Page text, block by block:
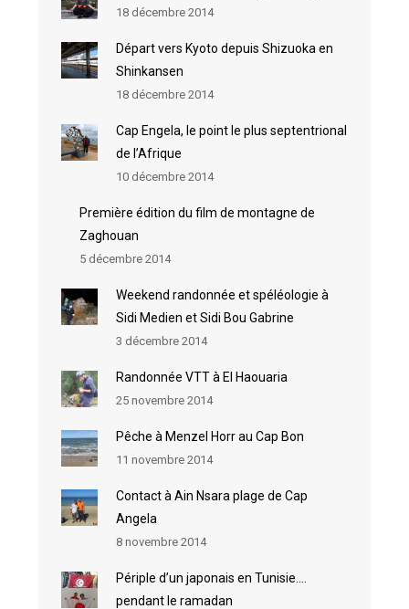
18 décembre 2014
Départ vers Kyoto depuis Shizuoka en
Shinkansen
18 décembre 2014
Cap Engela, le point le plus septentrional
de l’Afrique
10 décembre 2014
Première édition du film de montagne de
Zaghouan
5 décembre 2014
Weekend randonnée et spéléologie à
Sidi Medien et Sidi Bou Gabrine
3 décembre 2014
Randonnée VTT à El Haouaria
25 novembre 2014
Pêche à Menzel Horr au Cap Bon
11 novembre 2014
Contact à Ain Nsara plage de Cap
Angela
8 novembre 2014
Périple d’un japonais en Tunisie….
pendant le ramadan